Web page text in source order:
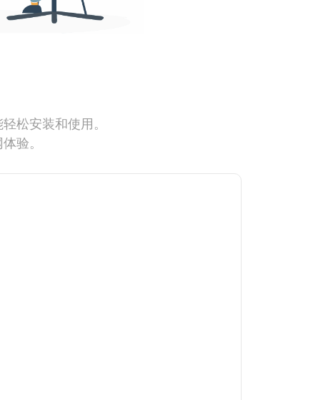
松安装和使用。
验。